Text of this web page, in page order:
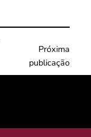
Próxima
publicação